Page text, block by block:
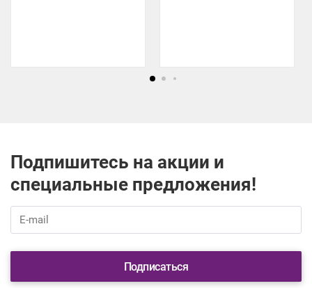
Подпишитесь на акции и
специальные предложения!
Подписаться